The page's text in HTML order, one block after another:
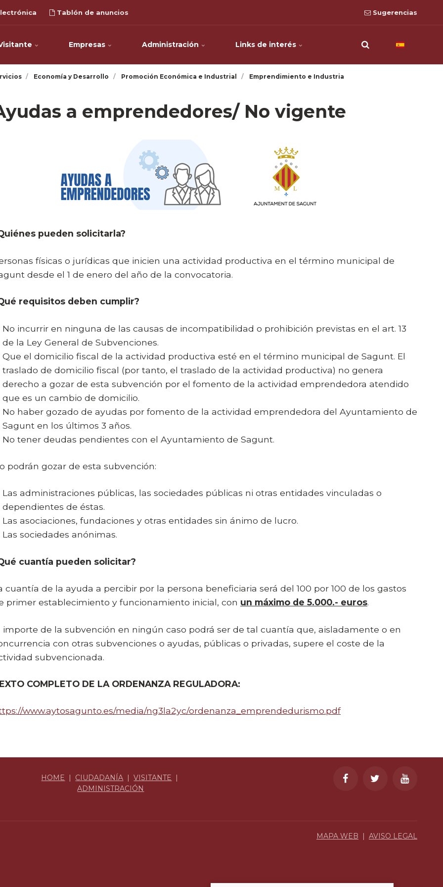
Tablón de anuncios Sugerencias
Empresas Administración Links de interés
Economía y Desarrollo Promoción Económica e Industrial
Emprendimiento e Industria
a emprendedores/ No vigente
pueden solicitarla?
físicas o jurídicas que inicien una actividad productiva en el término municipal de
desde el 1 de enero del año de la convocatoria.
requisitos deben cumplir?
No incurrir en ninguna de las causas de incompatibilidad o prohibición previstas en el art. 13
de la Ley General de Subvenciones.
Que el domicilio fiscal de la actividad productiva esté en el término municipal de Sagunt. El
traslado de domicilio fiscal (por tanto, el traslado de la actividad productiva) no genera
derecho a gozar de esta subvención por el fomento de la actividad emprendedora atendido
que es un cambio de domicilio.
No haber gozado de ayudas por fomento de la actividad emprendedora del Ayuntamiento de
Sagunt en los últimos 3 años.
No tener deudas pendientes con el Ayuntamiento de Sagunt.
podrán gozar de esta subvención:
Las administraciones públicas, las sociedades públicas ni otras entidades vinculadas o
dependientes de éstas.
Las asociaciones, fundaciones y otras entidades sin ánimo de lucro.
Las sociedades anónimas.
cuantía pueden solicitar?
cuantía de la ayuda a percibir por la persona beneficiaria será del 100 por 100 de los gastos
primer establecimiento y funcionamiento inicial, con un máximo de 5.000.- euros.
importe de la subvención en ningún caso podrá ser de tal cuantía que, aisladamente o en
con otras subvenciones o ayudas, públicas o privadas, supere el coste de la
subvencionada.
COMPLETO DE LA ORDENANZA REGULADORA:
www.aytosagunto.es/media/ng3la2yc/ordenanza_emprendedurismo.pdf
HOME | CIUDADANÍA |VISITANTE |
ADMINISTRACIÓN
MAPA WEB | AVISO LEGAL